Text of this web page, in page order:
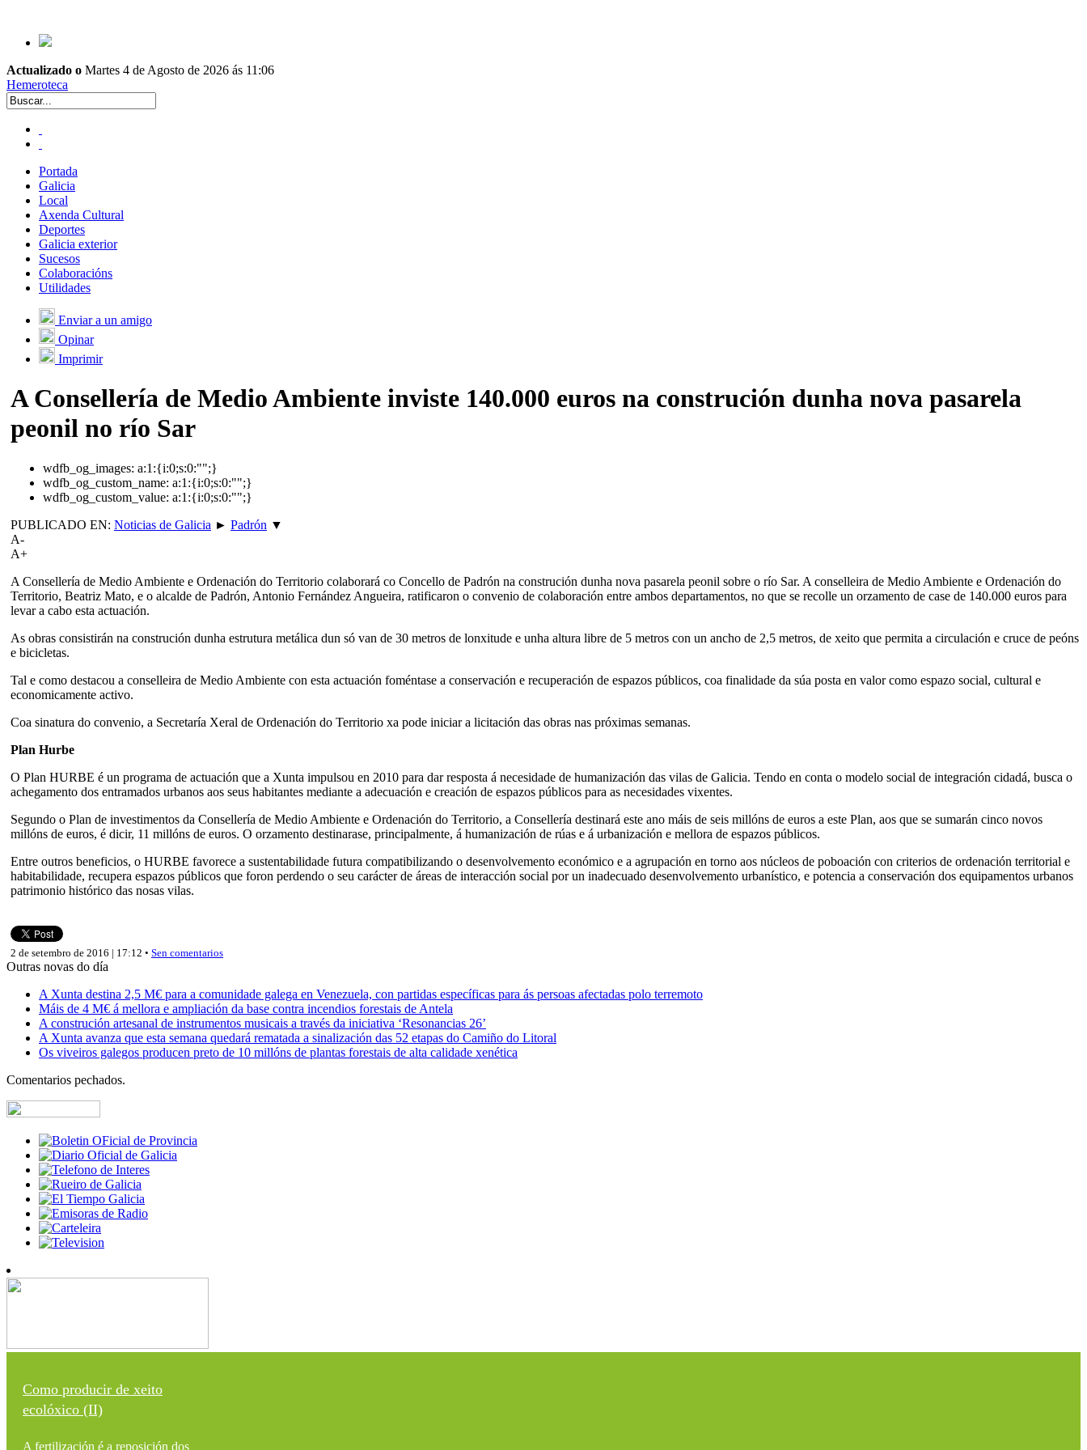
Actualizado o Martes 4 de Agosto de 2026 ás 11:06
Hemeroteca
Portada
Galicia
Local
Axenda Cultural
Deportes
Galicia exterior
Sucesos
Colaboracións
Utilidades
Enviar a un amigo
Opinar
Imprimir
A Consellería de Medio Ambiente inviste 140.000 euros na construción dunha nova pasarela
peonil no río Sar
wdfb_og_images: a:1:{i:0;s:0:"";}
wdfb_og_custom_name: a:1:{i:0;s:0:"";}
wdfb_og_custom_value: a:1:{i:0;s:0:"";}
PUBLICADO EN: Noticias de Galicia ► Padrón ▼
A-
A+
A Consellería de Medio Ambiente e Ordenación do Territorio colaborará co Concello de Padrón na construción dunha nova pasarela peonil sobre o río Sar. A conselleira de Medio Ambiente e Ordenación do
Territorio, Beatriz Mato, e o alcalde de Padrón, Antonio Fernández Angueira, ratificaron o convenio de colaboración entre ambos departamentos, no que se recolle un orzamento de case de 140.000 euros para
levar a cabo esta actuación.
As obras consistirán na construción dunha estrutura metálica dun só van de 30 metros de lonxitude e unha altura libre de 5 metros con un ancho de 2,5 metros, de xeito que permita a circulación e cruce de peóns
e bicicletas.
Tal e como destacou a conselleira de Medio Ambiente con esta actuación foméntase a conservación e recuperación de espazos públicos, coa finalidade da súa posta en valor como espazo social, cultural e
economicamente activo.
Coa sinatura do convenio, a Secretaría Xeral de Ordenación do Territorio xa pode iniciar a licitación das obras nas próximas semanas.
Plan Hurbe
O Plan HURBE é un programa de actuación que a Xunta impulsou en 2010 para dar resposta á necesidade de humanización das vilas de Galicia. Tendo en conta o modelo social de integración cidadá, busca o
achegamento dos entramados urbanos aos seus habitantes mediante a adecuación e creación de espazos públicos para as necesidades vixentes.
Segundo o Plan de investimentos da Consellería de Medio Ambiente e Ordenación do Territorio, a Consellería destinará este ano máis de seis millóns de euros a este Plan, aos que se sumarán cinco novos
millóns de euros, é dicir, 11 millóns de euros. O orzamento destinarase, principalmente, á humanización de rúas e á urbanización e mellora de espazos públicos.
Entre outros beneficios, o HURBE favorece a sustentabilidade futura compatibilizando o desenvolvemento económico e a agrupación en torno aos núcleos de poboación con criterios de ordenación territorial e
habitabilidade, recupera espazos públicos que foron perdendo o seu carácter de áreas de interacción social por un inadecuado desenvolvemento urbanístico, e potencia a conservación dos equipamentos urbanos
patrimonio histórico das nosas vilas.
2 de setembro de 2016 | 17:12 • Sen comentarios
Outras novas do día
A Xunta destina 2,5 M€ para a comunidade galega en Venezuela, con partidas específicas para ás persoas afectadas polo terremoto
Máis de 4 M€ á mellora e ampliación da base contra incendios forestais de Antela
A construción artesanal de instrumentos musicais a través da iniciativa ‘Resonancias 26’
A Xunta avanza que esta semana quedará rematada a sinalización das 52 etapas do Camiño do Litoral
Os viveiros galegos producen preto de 10 millóns de plantas forestais de alta calidade xenética
Comentarios pechados.
Como producir de xeito
ecolóxico (II)
A fertilización é a reposición dos